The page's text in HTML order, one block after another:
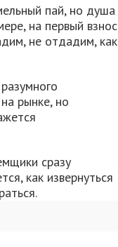
пай, но душа
на первый взнос
не отдадим, как
рынке, но
сразу
как извернуться